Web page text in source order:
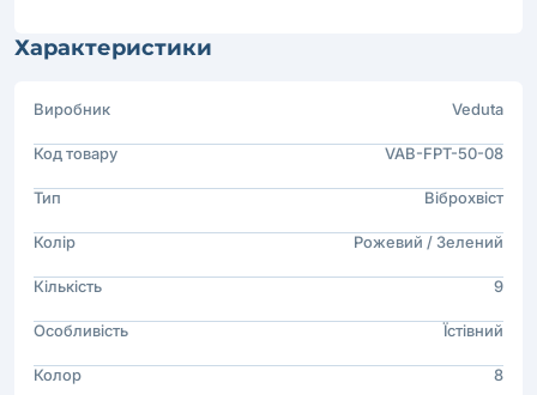
Характеристики
Виробник Veduta
Код товару VAB-FPT-50-08
Тип Віброхвіст
Колір Рожевий / Зелений
Кількість 9
Особливість Їстівний
Колор 8